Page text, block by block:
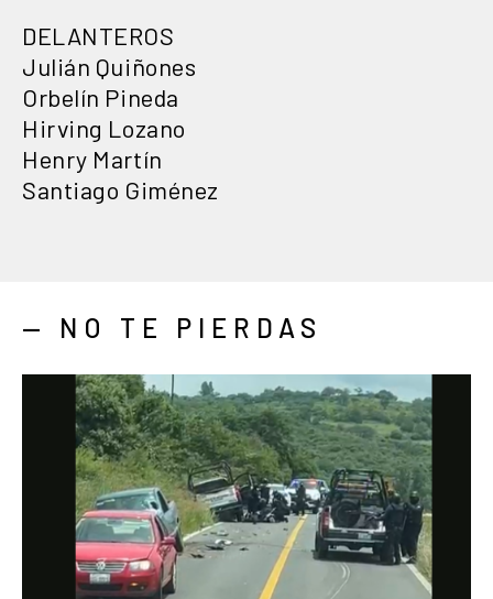
DELANTEROS
Julián Quiñones
Orbelín Pineda
Hirving Lozano
Henry Martín
Santiago Giménez
— NO TE PIERDAS